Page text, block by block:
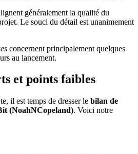
généralement la qualité du
Le souci du détail est unanimement
concernent principalement quelques
au lancement.
et points faibles
il est temps de dresser le bilan de
(NoahNCopeland). Voici notre